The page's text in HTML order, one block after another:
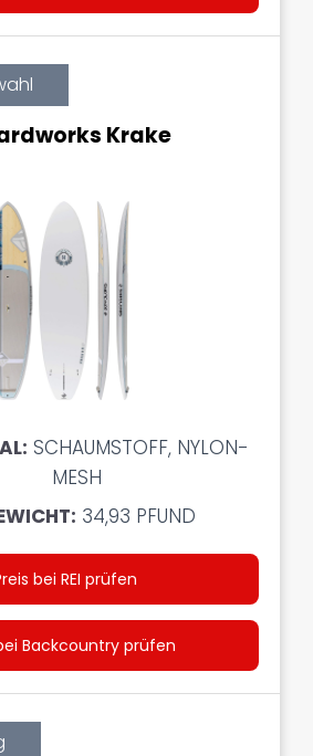
Krake
SCHAUMSTOFF, NYLON-
MESH
34,93 PFUND
bei REI prüfen
Backcountry prüfen